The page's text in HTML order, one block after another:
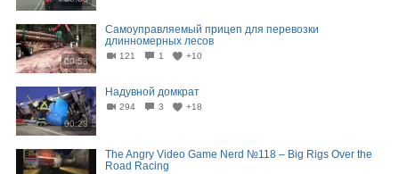
00:53
Cамоуправляемый прицеп для перевозки
длинномерных лесов
121 1 +10
00:23
Надувной домкрат
294 3 +18
The Angry Video Game Nerd №118 – Big Rigs Over the
Road Racing